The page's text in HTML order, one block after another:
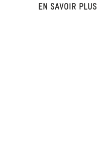
EN SAVOIR PLUS